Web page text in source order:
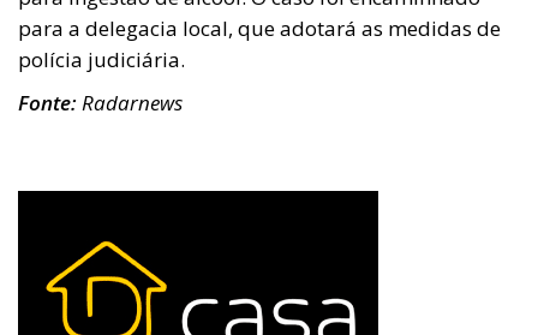
para a delegacia local, que adotará as medidas de
polícia judiciária.
Fonte:Radarnews